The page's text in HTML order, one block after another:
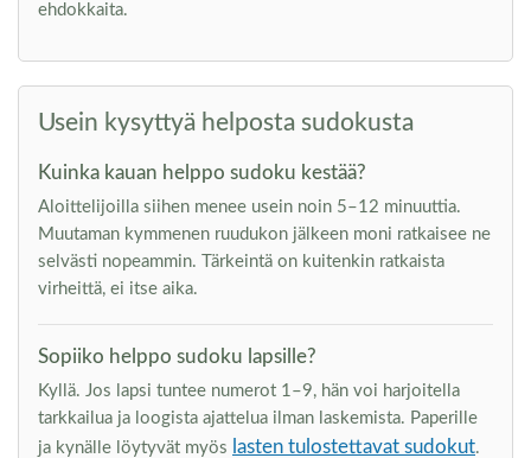
ehdokkaita.
Usein kysyttyä helposta sudokusta
Kuinka kauan helppo sudoku kestää?
Aloittelijoilla siihen menee usein noin 5–12 minuuttia.
Muutaman kymmenen ruudukon jälkeen moni ratkaisee ne
selvästi nopeammin. Tärkeintä on kuitenkin ratkaista
virheittä, ei itse aika.
Sopiiko helppo sudoku lapsille?
Kyllä. Jos lapsi tuntee numerot 1–9, hän voi harjoitella
tarkkailua ja loogista ajattelua ilman laskemista. Paperille
ja kynälle löytyvät myös lasten tulostettavat sudokut.